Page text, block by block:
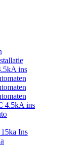
ins
4.5kA ins
Ins